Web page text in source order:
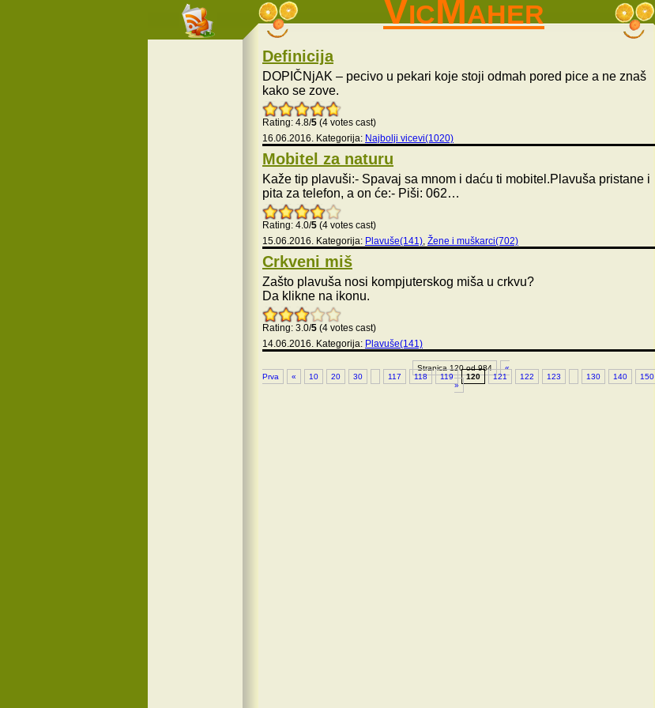
VicMaher
Definicija
DOPIČNjAK – pecivo u pekari koje stoji odmah pored pice a ne znaš
kako se zove.
Rating: 4.8/5 (4 votes cast)
16.06.2016. Kategorija: Najbolji vicevi(1020)
Mobitel za naturu
Kaže tip plavuši:- Spavaj sa mnom i daću ti mobitel.Plavuša pristane i
pita za telefon, a on će:- Piši: 062…
Rating: 4.0/5 (4 votes cast)
15.06.2016. Kategorija: Plavuše(141), Žene i muškarci(702)
Crkveni miš
Zašto plavuša nosi kompjuterskog miša u crkvu?
Da klikne na ikonu.
Rating: 3.0/5 (4 votes cast)
14.06.2016. Kategorija: Plavuše(141)
Stranica 120 od 984
«
Prva
« 10 20 30 117 118 119 120 121 122 123 130 140 150
»